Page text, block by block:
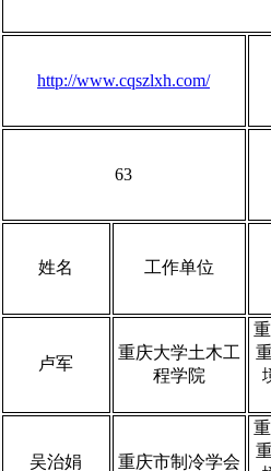
http://www.cqszlxh.com/
63
姓名 工作单位
卢军
重庆大学土木工
程学院
吴治娟 重庆市制冷学会